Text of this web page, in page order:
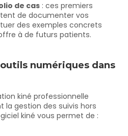
de cas : ces premiers
de documenter vos
des exemples concrets
à de futurs patients.
numériques dans
kiné professionnelle
la gestion des suivis hors
kiné vous permet de :